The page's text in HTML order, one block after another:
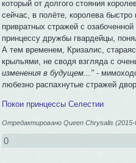
который от долгого стояния
сейчас, в полёте, королева
привратных стражей с
принцессу дружбы гвардейцы,
А тем временем, Кризалис,
крыльями, не сводя взгляда с
изменения в будущем..." -
любезно распахнутые стражей
Покои принцессы Селестии
Отредактировано Queen Chrysalis (2015-
0